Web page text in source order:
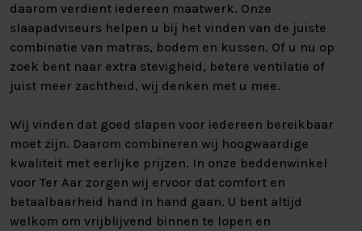
daarom verdient iedereen maatwerk. Onze
slaapadviseurs helpen u bij het vinden van de juiste
combinatie van matras, bodem en kussen. Of u nu op
zoek bent naar extra stevigheid, betere ventilatie of
juist meer zachtheid, wij denken met u mee.
Wij vinden dat goed slapen voor iedereen bereikbaar
moet zijn. Daarom combineren wij hoogwaardige
kwaliteit met eerlijke prijzen. In onze beddenwinkel
voor Ter Aar zorgen wij ervoor dat comfort en
betaalbaarheid hand in hand gaan. U bent altijd
welkom om vrijblijvend binnen te lopen en